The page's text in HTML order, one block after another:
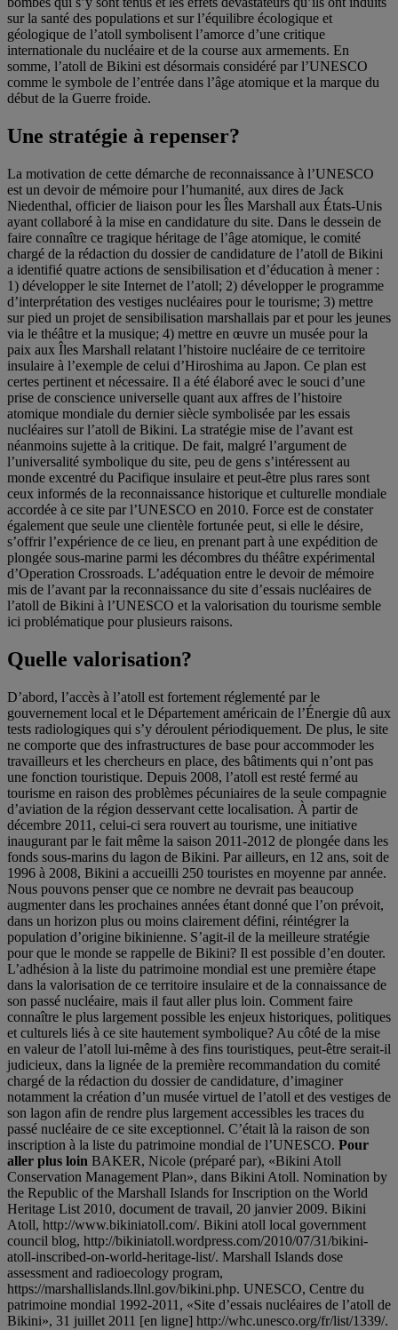
sur la santé des populations et sur l’équilibre écologique et
géologique de l’atoll symbolisent l’amorce d’une critique
internationale du nucléaire et de la course aux armements. En
somme, l’atoll de Bikini est désormais considéré par l’UNESCO
comme le symbole de l’entrée dans l’âge atomique et la marque du
début de la Guerre froide.
Une stratégie à repenser?
La motivation de cette démarche de reconnaissance à l’UNESCO
est un devoir de mémoire pour l’humanité, aux dires de Jack
Niedenthal, officier de liaison pour les Îles Marshall aux États-Unis
ayant collaboré à la mise en candidature du site. Dans le dessein de
faire connaître ce tragique héritage de l’âge atomique, le comité
chargé de la rédaction du dossier de candidature de l’atoll de Bikini
a identifié quatre actions de sensibilisation et d’éducation à mener :
1) développer le site Internet de l’atoll; 2) développer le programme
d’interprétation des vestiges nucléaires pour le tourisme; 3) mettre
sur pied un projet de sensibilisation marshallais par et pour les jeunes
via le théâtre et la musique; 4) mettre en œuvre un musée pour la
paix aux Îles Marshall relatant l’histoire nucléaire de ce territoire
insulaire à l’exemple de celui d’Hiroshima au Japon. Ce plan est
certes pertinent et nécessaire. Il a été élaboré avec le souci d’une
prise de conscience universelle quant aux affres de l’histoire
atomique mondiale du dernier siècle symbolisée par les essais
nucléaires sur l’atoll de Bikini. La stratégie mise de l’avant est
néanmoins sujette à la critique. De fait, malgré l’argument de
l’universalité symbolique du site, peu de gens s’intéressent au
monde excentré du Pacifique insulaire et peut-être plus rares sont
ceux informés de la reconnaissance historique et culturelle mondiale
accordée à ce site par l’UNESCO en 2010. Force est de constater
également que seule une clientèle fortunée peut, si elle le désire,
s’offrir l’expérience de ce lieu, en prenant part à une expédition de
plongée sous-marine parmi les décombres du théâtre expérimental
d’Operation Crossroads. L’adéquation entre le devoir de mémoire
mis de l’avant par la reconnaissance du site d’essais nucléaires de
l’atoll de Bikini à l’UNESCO et la valorisation du tourisme semble
ici problématique pour plusieurs raisons.
Quelle valorisation?
D’abord, l’accès à l’atoll est fortement réglementé par le
gouvernement local et le Département américain de l’Énergie dû aux
tests radiologiques qui s’y déroulent périodiquement. De plus, le site
ne comporte que des infrastructures de base pour accommoder les
travailleurs et les chercheurs en place, des bâtiments qui n’ont pas
une fonction touristique. Depuis 2008, l’atoll est resté fermé au
tourisme en raison des problèmes pécuniaires de la seule compagnie
d’aviation de la région desservant cette localisation. À partir de
décembre 2011, celui-ci sera rouvert au tourisme, une initiative
inaugurant par le fait même la saison 2011-2012 de plongée dans les
fonds sous-marins du lagon de Bikini. Par ailleurs, en 12 ans, soit de
1996 à 2008, Bikini a accueilli 250 touristes en moyenne par année.
Nous pouvons penser que ce nombre ne devrait pas beaucoup
augmenter dans les prochaines années étant donné que l’on prévoit,
dans un horizon plus ou moins clairement défini, réintégrer la
population d’origine bikinienne. S’agit-il de la meilleure stratégie
pour que le monde se rappelle de Bikini? Il est possible d’en douter.
L’adhésion à la liste du patrimoine mondial est une première étape
dans la valorisation de ce territoire insulaire et de la connaissance de
son passé nucléaire, mais il faut aller plus loin. Comment faire
connaître le plus largement possible les enjeux historiques, politiques
et culturels liés à ce site hautement symbolique? Au côté de la mise
en valeur de l’atoll lui-même à des fins touristiques, peut-être serait-il
judicieux, dans la lignée de la première recommandation du comité
chargé de la rédaction du dossier de candidature, d’imaginer
notamment la création d’un musée virtuel de l’atoll et des vestiges de
son lagon afin de rendre plus largement accessibles les traces du
passé nucléaire de ce site exceptionnel. C’était là la raison de son
inscription à la liste du patrimoine mondial de l’UNESCO. Pour
aller plus loin BAKER, Nicole (préparé par), «Bikini Atoll
Conservation Management Plan», dans Bikini Atoll. Nomination by
the Republic of the Marshall Islands for Inscription on the World
Heritage List 2010, document de travail, 20 janvier 2009. Bikini
Atoll, http://www.bikiniatoll.com/. Bikini atoll local government
council blog, http://bikiniatoll.wordpress.com/2010/07/31/bikini-
atoll-inscribed-on-world-heritage-list/. Marshall Islands dose
assessment and radioecology program,
https://marshallislands.llnl.gov/bikini.php. UNESCO, Centre du
patrimoine mondial 1992-2011, «Site d’essais nucléaires de l’atoll de
Bikini», 31 juillet 2011 [en ligne] http://whc.unesco.org/fr/list/1339/.